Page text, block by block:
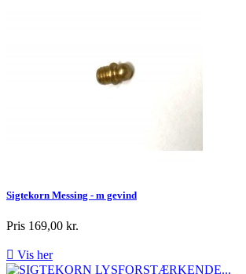
Sigtekorn Messing - m gevind
Pris 169,00 kr.
 Vis her